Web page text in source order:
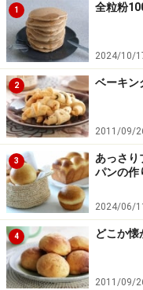
4
卵を割りほぐし、
別のボウルに卵を割
る。
1 全粒粉
2024/10/
2 ベーキン
2011/09/
3
あっさり
パンの作
2024/06/11
4 どこか
2011/09/